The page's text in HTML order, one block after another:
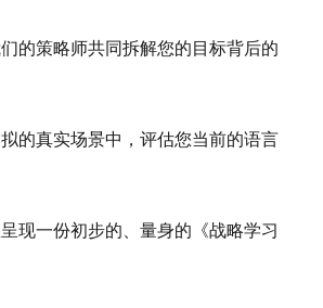
的策略师共同拆解您的目标背后的
的真实场景中，评估您当前的语言
现一份初步的、量身的《战略学习